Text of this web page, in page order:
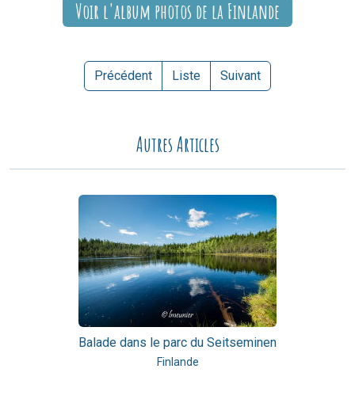
Voir l'album photos de la Finlande
Précédent Liste Suivant
Autres Articles
Balade dans le parc du Seitseminen
Finlande